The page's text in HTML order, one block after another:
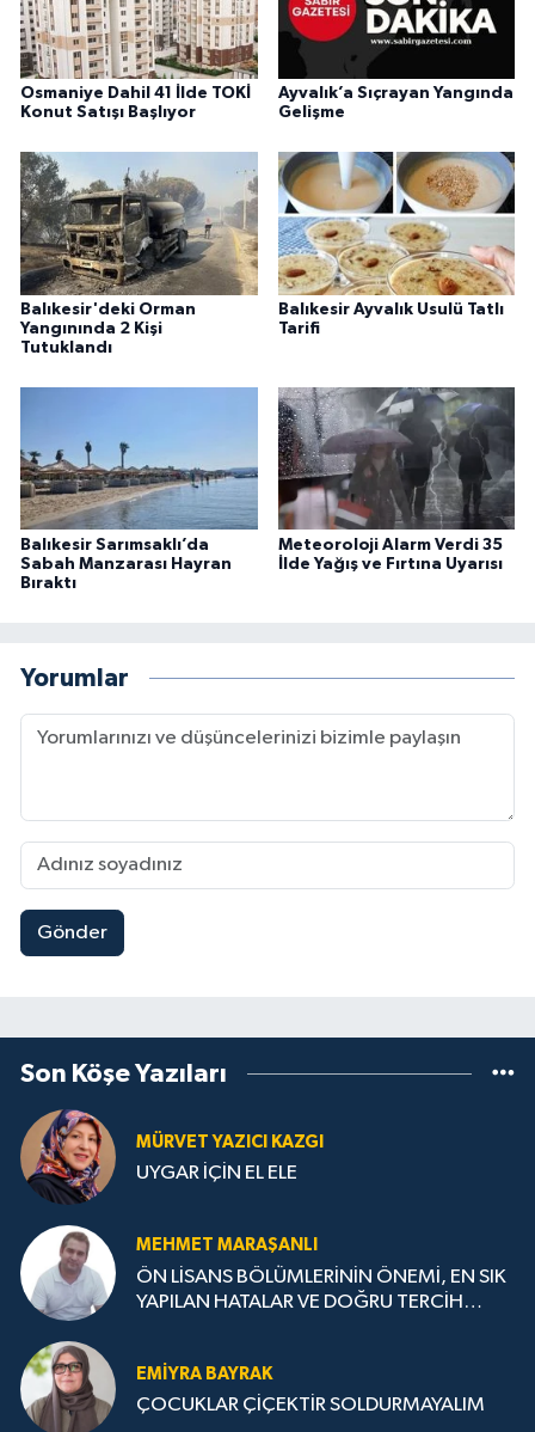
Osmaniye Dahil 41 İlde TOKİ
Konut Satışı Başlıyor
Ayvalık’a Sıçrayan Yangında
Gelişme
Balıkesir'deki Orman
Yangınında 2 Kişi
Tutuklandı
Balıkesir Ayvalık Usulü Tatlı
Tarifi
Balıkesir Sarımsaklı’da
Sabah Manzarası Hayran
Bıraktı
Meteoroloji Alarm Verdi 35
İlde Yağış ve Fırtına Uyarısı
Yorumlar
Gönder
Son Köşe Yazıları
MÜRVET YAZICI KAZGI
UYGAR İÇİN EL ELE
MEHMET MARAŞANLI
ÖN LİSANS BÖLÜMLERİNİN ÖNEMİ, EN SIK
YAPILAN HATALAR VE DOĞRU TERCİH
EMIYRA BAYRAK
ÇOCUKLAR ÇİÇEKTİR SOLDURMAYALIM